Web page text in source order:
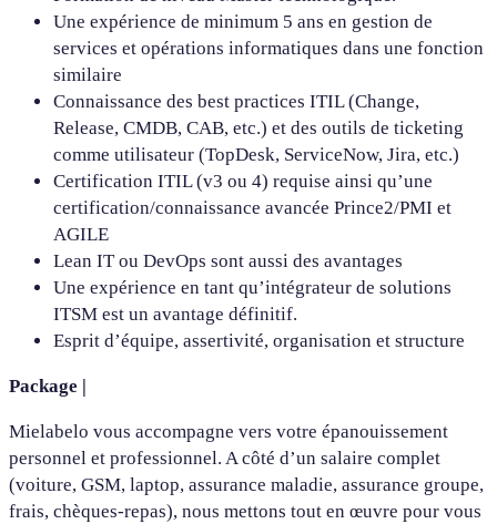
Une expérience de minimum 5 ans en gestion de
services et opérations informatiques dans une fonction
similaire
Connaissance des best practices ITIL (Change,
Release, CMDB, CAB, etc.) et des outils de ticketing
comme utilisateur (TopDesk, ServiceNow, Jira, etc.)
Certification ITIL (v3 ou 4) requise ainsi qu’une
certification/connaissance avancée Prince2/PMI et
AGILE
Lean IT ou DevOps sont aussi des avantages
Une expérience en tant qu’intégrateur de solutions
ITSM est un avantage définitif.
Esprit d’équipe, assertivité, organisation et structure
Package |
Mielabelo vous accompagne vers votre épanouissement
personnel et professionnel. A côté d’un salaire complet
(voiture, GSM, laptop, assurance maladie, assurance groupe,
frais, chèques-repas), nous mettons tout en œuvre pour vous